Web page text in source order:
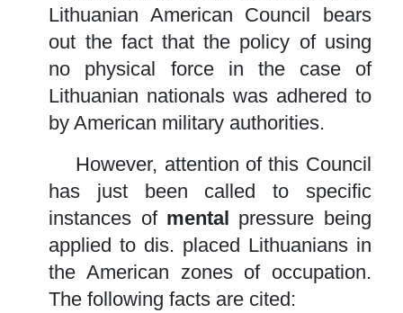
Lithuanian American Council bears
out the fact that the policy of using
no physical force in the case of
Lithuanian nationals was adhered to
by American military authorities.
However, attention of this Council
has just been called to specific
instances of mental pressure being
applied to dis. placed Lithuanians in
the American zones of occupation.
The following facts are cited: